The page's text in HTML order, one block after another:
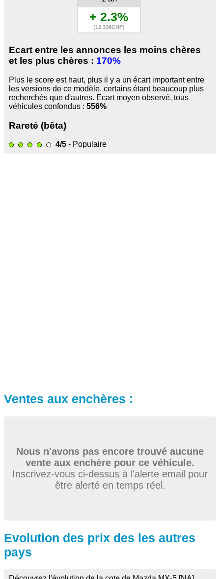
+ 2.3%
(12 338CHF)
Ecart entre les annonces les moins chères
et les plus chères : 170%
Plus le score est haut, plus il y a un écart important entre
les versions de ce modèle, certains étant beaucoup plus
recherchés que d'autres. Ecart moyen observé, tous
véhicules confondus : 556%
Rareté (bêta)
4/5 - Populaire
Ventes aux enchères :
Nous n'avons pas encore trouvé aucune
vente aux enchère pour ce véhicule.
Inscrivez-vous ci-dessus à l'alerte email pour
être alerté en temps réel.
Evolution des prix des les autres
pays